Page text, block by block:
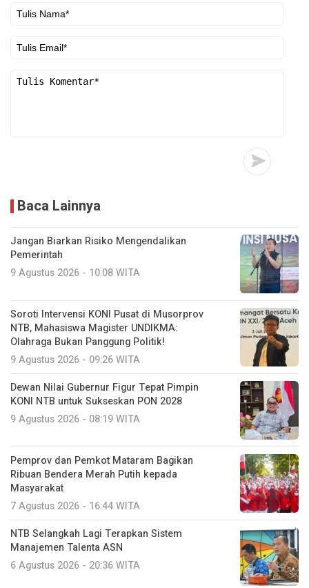
Baca Lainnya
Jangan Biarkan Risiko Mengendalikan
Pemerintah
9 Agustus 2026 - 10:08 WITA
Soroti Intervensi KONI Pusat di Musorprov
NTB, Mahasiswa Magister UNDIKMA:
Olahraga Bukan Panggung Politik!
9 Agustus 2026 - 09:26 WITA
Dewan Nilai Gubernur Figur Tepat Pimpin
KONI NTB untuk Sukseskan PON 2028
9 Agustus 2026 - 08:19 WITA
Pemprov dan Pemkot Mataram Bagikan
Ribuan Bendera Merah Putih kepada
Masyarakat
7 Agustus 2026 - 16:44 WITA
NTB Selangkah Lagi Terapkan Sistem
Manajemen Talenta ASN
6 Agustus 2026 - 20:36 WITA